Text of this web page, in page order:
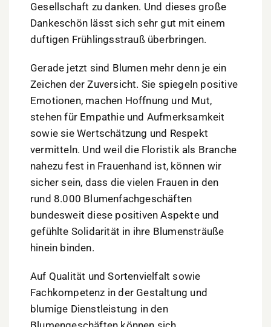
Gesellschaft zu danken. Und dieses große
Dankeschön lässt sich sehr gut mit einem
duftigen Frühlingsstrauß überbringen.
Gerade jetzt sind Blumen mehr denn je ein
Zeichen der Zuversicht. Sie spiegeln positive
Emotionen, machen Hoffnung und Mut,
stehen für Empathie und Aufmerksamkeit
sowie sie Wertschätzung und Respekt
vermitteln. Und weil die Floristik als Branche
nahezu fest in Frauenhand ist, können wir
sicher sein, dass die vielen Frauen in den
rund 8.000 Blumenfachgeschäften
bundesweit diese positiven Aspekte und
gefühlte Solidarität in ihre Blumensträuße
hinein binden.
Auf Qualität und Sortenvielfalt sowie
Fachkompetenz in der Gestaltung und
blumige Dienstleistung in den